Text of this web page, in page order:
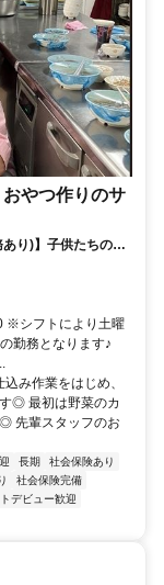
やつ作りのサ
り)】子供たちの笑
※シフトにより土曜
勤務となります♪
み作業をはじめ、
◎ 最初は野菜のカ
先輩スタッフのお
長期
社会保険あり
社会保険完備
デビュー歓迎